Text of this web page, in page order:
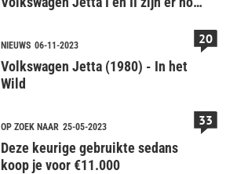
NIEUWS 06-11-2023
Volkswagen Jetta (1980) - In het
Wild
20
OP ZOEK NAAR 25-05-2023
Deze keurige gebruikte sedans
koop je voor €11.000
33